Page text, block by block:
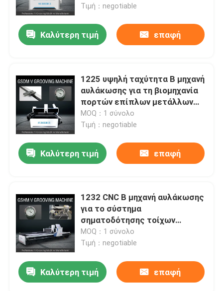
φύλλων
Τιμή：negotiable
Καλύτερη τιμή επαφή
1225 υψηλή ταχύτητα Β μηχανή
αυλάκωσης για τη βιομηχανία
πορτών επίπλων μετάλλων
φύλλων
MOQ：1 σύνολο
Τιμή：negotiable
Καλύτερη τιμή επαφή
1232 CNC Β μηχανή αυλάκωσης
για το σύστημα
σηματοδότησης τοίχων
κουρτινών μετάλλων φύλλων
MOQ：1 σύνολο
Τιμή：negotiable
Καλύτερη τιμή επαφή